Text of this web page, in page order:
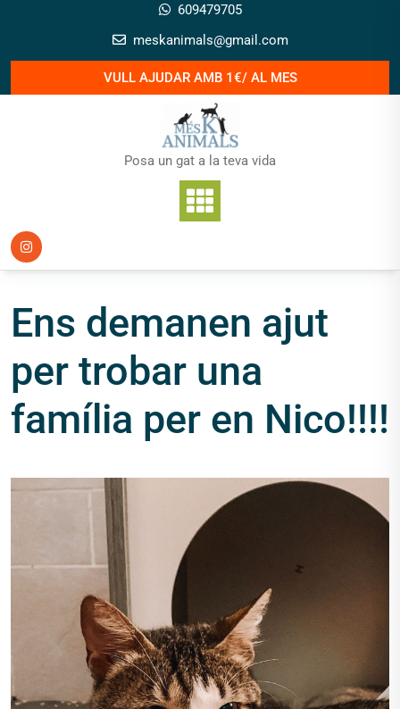
609479705
meskanimals@gmail.com
VULL AJUDAR AMB 1€/ AL MES
Posa un gat a la teva vida
Ens demanen ajut
per trobar una
família per en Nico!!!!